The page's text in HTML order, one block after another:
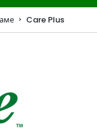
Care Plus